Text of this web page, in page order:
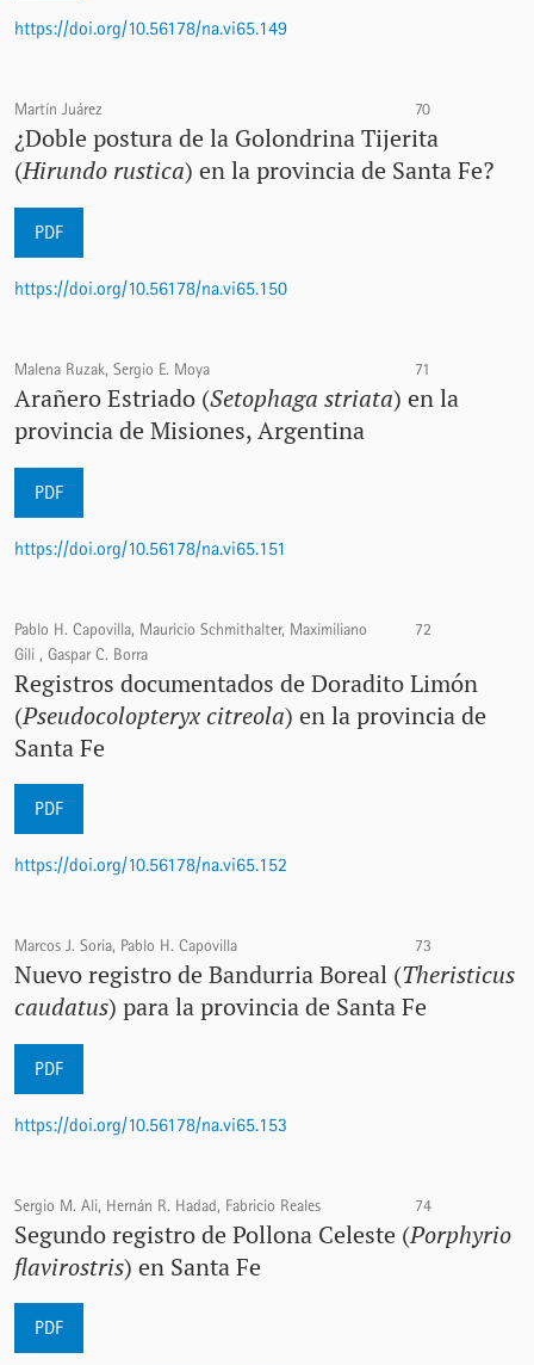
https://doi.org/10.56178/na.vi65.149
Martín Juárez 70
¿Doble postura de la Golondrina Tijerita
(Hirundo rustica) en la provincia de Santa Fe?
PDF
https://doi.org/10.56178/na.vi65.150
Malena Ruzak, Sergio E. Moya 71
Arañero Estriado (Setophaga striata) en la
provincia de Misiones, Argentina
PDF
https://doi.org/10.56178/na.vi65.151
Pablo H. Capovilla, Mauricio Schmithalter, Maximiliano
Gili , Gaspar C. Borra
72
Registros documentados de Doradito Limón
(Pseudocolopteryx citreola) en la provincia de
Santa Fe
PDF
https://doi.org/10.56178/na.vi65.152
Marcos J. Soria, Pablo H. Capovilla 73
Nuevo registro de Bandurria Boreal (Theristicus
caudatus) para la provincia de Santa Fe
PDF
https://doi.org/10.56178/na.vi65.153
Sergio M. Ali, Hernán R. Hadad, Fabricio Reales 74
Segundo registro de Pollona Celeste (Porphyrio
flavirostris) en Santa Fe
PDF